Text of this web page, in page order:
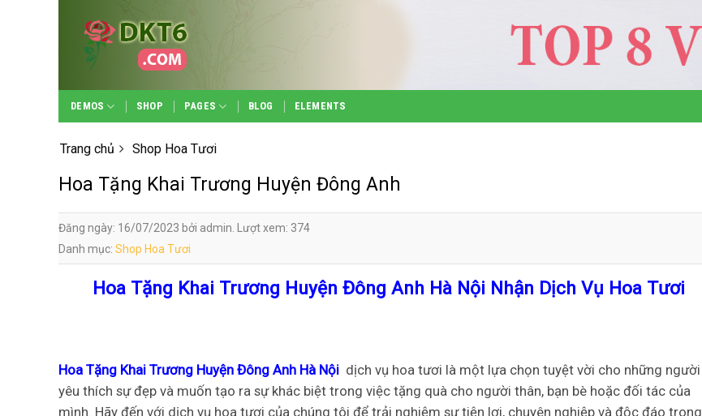
content
DEMOS SHOP PAGES BLOG ELEMENTS
Trang chủ Shop Hoa Tươi
Hoa Tặng Khai Trương Huyện Đông Anh
Đăng ngày: 16/07/2023 bởi admin. Lượt xem: 374
Danh mục: Shop Hoa Tươi
Hoa Tặng Khai Trương Huyện Đông Anh Hà Nội Nhận Dịch Vụ Hoa Tươi
Hoa Tặng Khai Trương Huyện Đông Anh Hà Nội dịch vụ hoa tươi là một lựa chọn tuyệt vời cho những người
yêu thích sự đẹp và muốn tạo ra sự khác biệt trong việc tặng quà cho người thân, bạn bè hoặc đối tác của
mình. Hãy đến với dịch vụ hoa tươi của chúng tôi để trải nghiệm sự tiện lợi, chuyên nghiệp và độc đáo trong